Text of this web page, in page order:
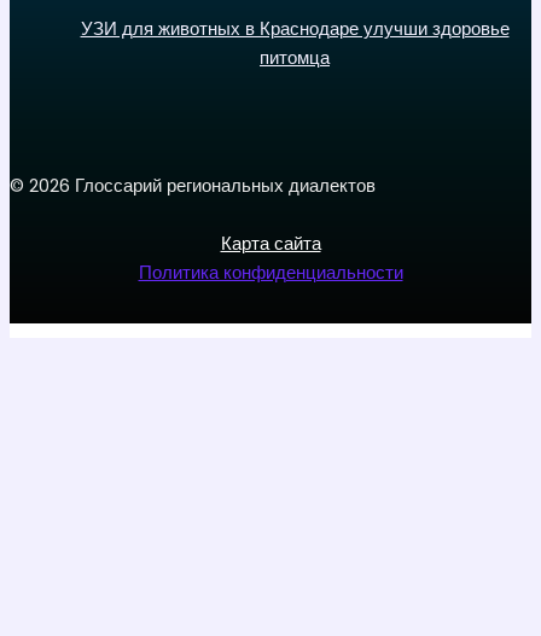
УЗИ для животных в Краснодаре улучши здоровье
питомца
© 2026 Глоссарий региональных диалектов
Карта сайта
Политика конфиденциальности